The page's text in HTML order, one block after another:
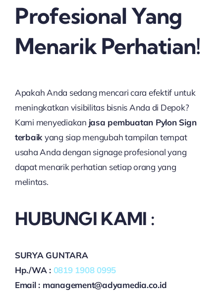
Profesional Yang
Menarik Perhatian!
Apakah Anda sedang mencari cara efektif untuk
meningkatkan visibilitas bisnis Anda di Depok?
Kami menyediakan jasa pembuatan Pylon Sign
terbaikyang siap mengubah tampilan tempat
usaha Anda dengan signage profesional yang
dapat menarik perhatian setiap orang yang
melintas.
HUBUNGI KAMI :
SURYA GUNTARA
Hp./WA : 0819 1908 0995
Email : management@adyamedia.co.id